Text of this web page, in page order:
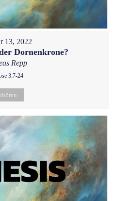
13, 2022
Dornenkrone?
Repp
3:7-24